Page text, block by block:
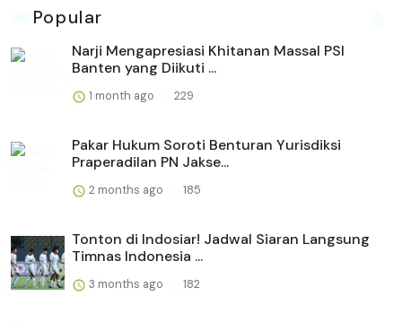
Popular
Narji Mengapresiasi Khitanan Massal PSI
Banten yang Diikuti ...
1 month ago 229
Pakar Hukum Soroti Benturan Yurisdiksi
Praperadilan PN Jakse...
2 months ago 185
Tonton di Indosiar! Jadwal Siaran Langsung
Timnas Indonesia ...
3 months ago 182